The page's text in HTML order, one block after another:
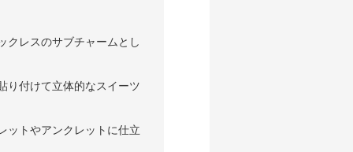
クレスのサブチャームとし
り付けて立体的なスイーツ
ットやアンクレットに仕立